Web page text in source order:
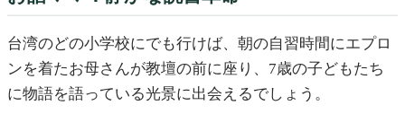
台湾のどの小学校にでも行けば、朝の自習時間にエプロ
ンを着たお母さんが教壇の前に座り、7歳の子どもたち
に物語を語っている光景に出会えるでしょう。